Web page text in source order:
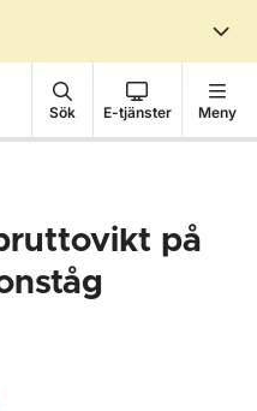
Sök E-tjänster Meny
på